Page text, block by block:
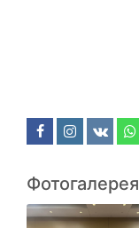
Фотогалерея